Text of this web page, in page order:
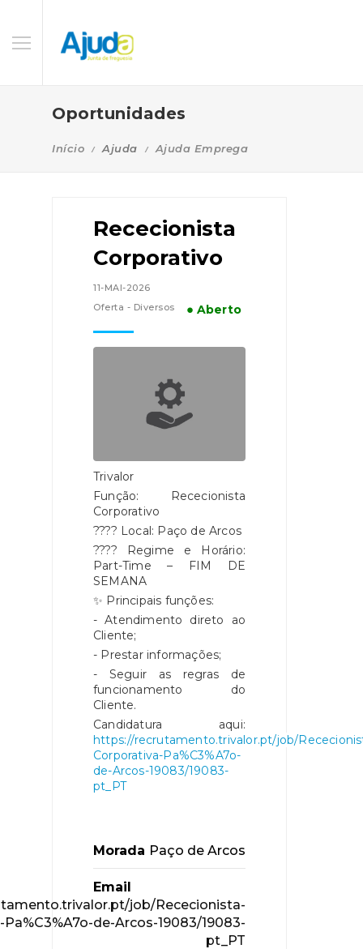
Oportunidades
Início Ajuda Ajuda Emprega
Rececionista
Corporativo
11-MAI-2026
Oferta - Diversos
● Aberto
Trivalor
Função: Rececionista
Corporativo
???? Local: Paço de Arcos
???? Regime e Horário:
Part-Time – FIM DE
SEMANA
✨ Principais funções:
- Atendimento direto ao
Cliente;
- Prestar informações;
- Seguir as regras de
funcionamento do
Cliente.
Candidatura aqui:
https://recrutamento.trivalor.pt/job/
Corporativa-Pa%C3%A7o-
de-Arcos-19083/19083-
pt_PT
Morada Paço de Arcos
Email
job/Rececionista-
de-Arcos-19083/19083-
pt_PT